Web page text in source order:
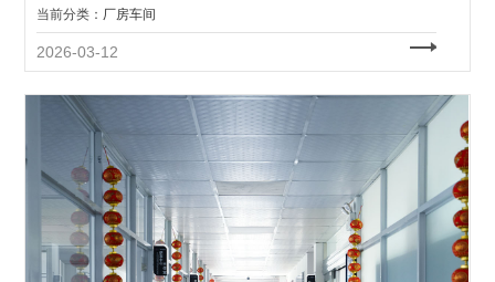
当前分类： 厂房车间
2026-03-12